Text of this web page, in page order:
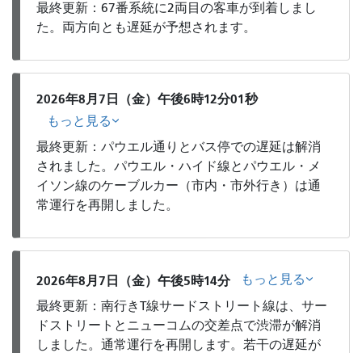
最終更新：67番系統に2両目の客車が到着しまし
た。両方向とも遅延が予想されます。
2026年8月7日（金）午後6時12分01秒
もっと見る
最終更新：パウエル通りとバス停での遅延は解消
されました。パウエル・ハイド線とパウエル・メ
イソン線のケーブルカー（市内・市外行き）は通
常運行を再開しました。
2026年8月7日（金）午後5時14分
もっと見る
最終更新：南行きT線サードストリート線は、サー
ドストリートとニューコムの交差点で渋滞が解消
しました。通常運行を再開します。若干の遅延が